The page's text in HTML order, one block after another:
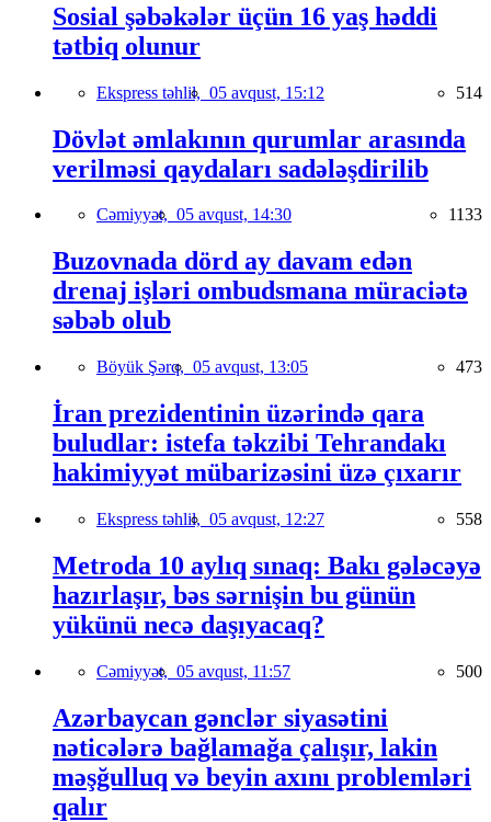
Sosial şəbəkələr üçün 16 yaş həddi
tətbiq olunur
Ekspress təhlil, 05 avqust, 15:12 514
Dövlət əmlakının qurumlar arasında
verilməsi qaydaları sadələşdirilib
Cəmiyyət, 05 avqust, 14:30 1133
Buzovnada dörd ay davam edən
drenaj işləri ombudsmana müraciətə
səbəb olub
Böyük Şərq, 05 avqust, 13:05 473
İran prezidentinin üzərində qara
buludlar: istefa təkzibi Tehrandakı
hakimiyyət mübarizəsini üzə çıxarır
Ekspress təhlil, 05 avqust, 12:27 558
Metroda 10 aylıq sınaq: Bakı gələcəyə
hazırlaşır, bəs sərnişin bu günün
yükünü necə daşıyacaq?
Cəmiyyət, 05 avqust, 11:57 500
Azərbaycan gənclər siyasətini
nəticələrə bağlamağa çalışır, lakin
məşğulluq və beyin axını problemləri
qalır